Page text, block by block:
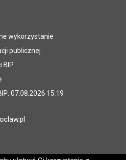
wykorzystanie
publicznej
BIP
07.08.2026 15:19